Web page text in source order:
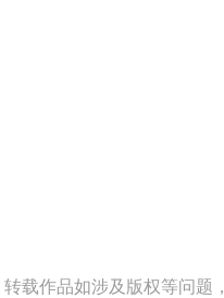
载作品如涉及版权等问题，